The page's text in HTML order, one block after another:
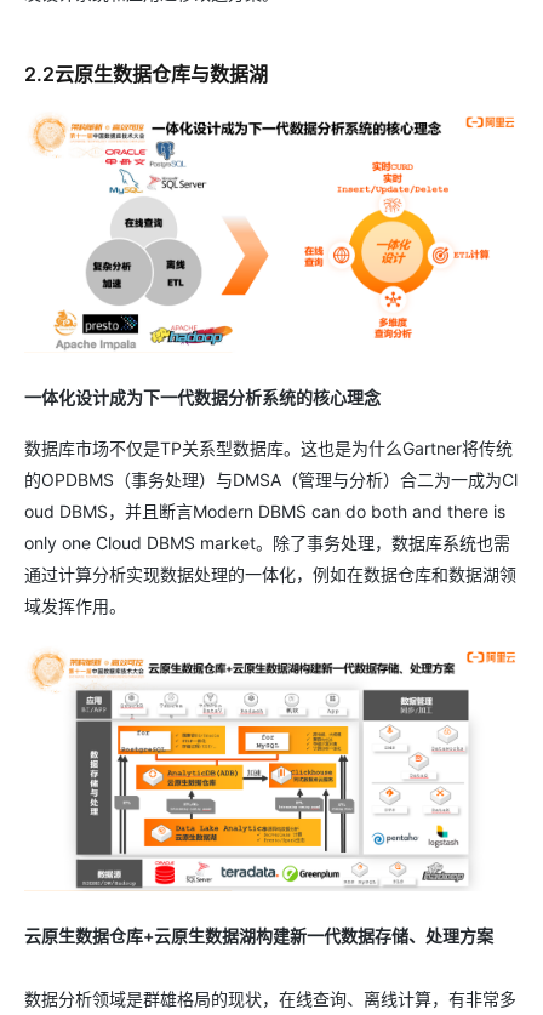
2.2云原生数据仓库与数据湖
一体化设计成为下一代数据分析系统的核心理念
数据库市场不仅是TP关系型数据库。这也是为什么Gartner将传统
的OPDBMS（事务处理）与DMSA（管理与分析）合二为一成为Cl
oud DBMS，并且断言Modern DBMS can do both and there is
only one Cloud DBMS market。除了事务处理，数据库系统也需
通过计算分析实现数据处理的一体化，例如在数据仓库和数据湖领
域发挥作用。
云原生数据仓库+云原生数据湖构建新一代数据存储、处理方案
数据分析领域是群雄格局的现状，在线查询、离线计算，有非常多